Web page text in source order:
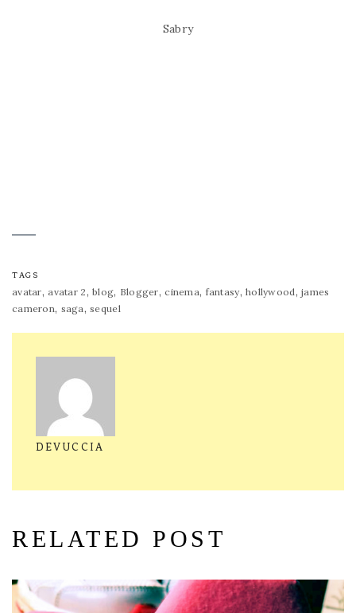
Sabry
TAGS
avatar,avatar 2,blog, Blogger,cinema, fantasy,hollywood,james
cameron, saga,sequel
DEVUCCIA
RELATED POST